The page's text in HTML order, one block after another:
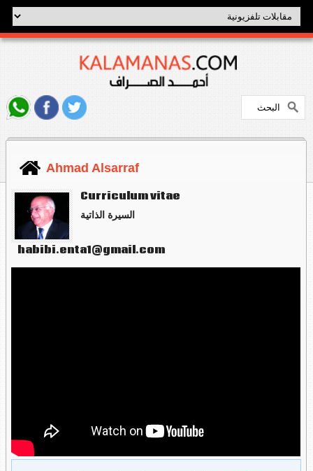
Ahmad Alsarraf
Curriculum vitae
السيرة الذاتية
habibi.enta1@gmail.com